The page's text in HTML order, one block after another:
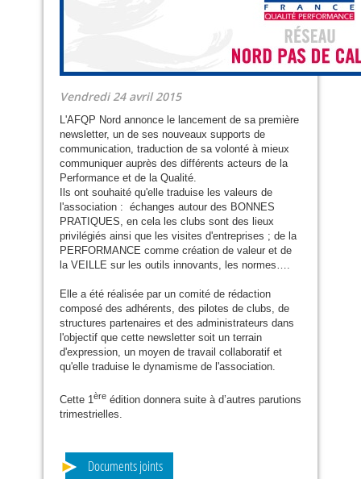
Vendredi 24 avril 2015
L'AFQP Nord annonce le lancement de sa première
newsletter, un de ses nouveaux supports de
communication, traduction de sa volonté à mieux
communiquer auprès des différents acteurs de la
Performance et de la Qualité.
Ils ont souhaité qu'elle traduise les valeurs de
l'association : échanges autour des BONNES
PRATIQUES, en cela les clubs sont des lieux
privilégiés ainsi que les visites d'entreprises ; de la
PERFORMANCE comme création de valeur et de
la VEILLE sur les outils innovants, les normes….
Elle a été réalisée par un comité de rédaction
composé des adhérents, des pilotes de clubs, de
structures partenaires et des administrateurs dans
l'objectif que cette newsletter soit un terrain
d'expression, un moyen de travail collaboratif et
qu'elle traduise le dynamisme de l'association.
Cette 1ère édition donnera suite à d’autres parutions
trimestrielles.
Documents joints